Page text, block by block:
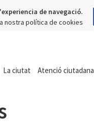
de navegació.
nostra política de cookies
La ciutat Atenció ciutadana